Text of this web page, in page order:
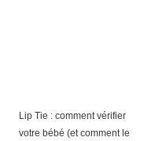
Lip Tie : comment vérifier
votre bébé (et comment le